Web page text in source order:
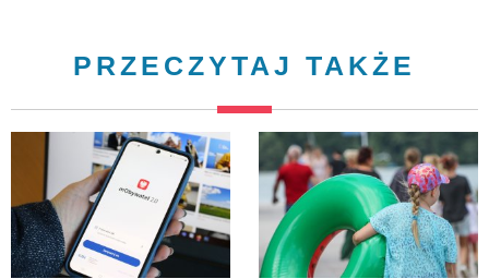
PRZECZYTAJ TAKŻE